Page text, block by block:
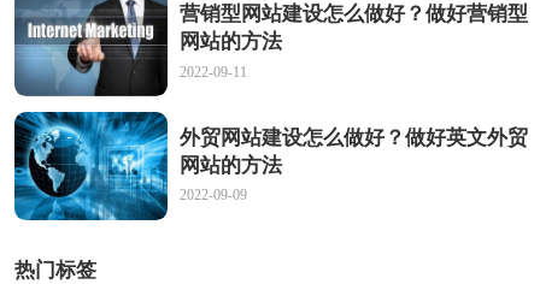
营销型网站建设怎么做好？做好营销型
网站的方法
2022-09-11
外贸网站建设怎么做好？做好英文外贸
网站的方法
2022-09-09
热门标签